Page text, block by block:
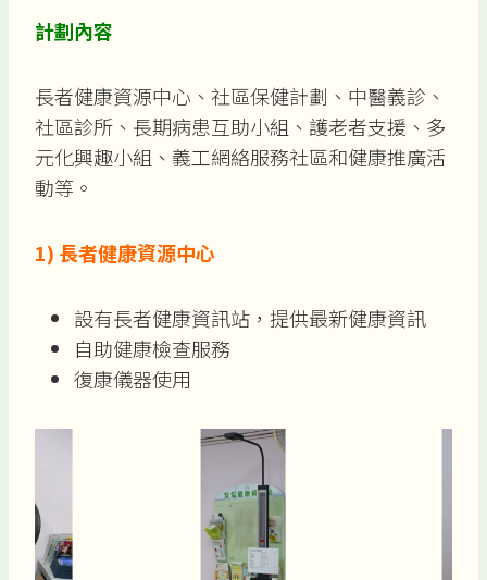
計劃內容
長者健康資源中心、社區保健計劃、中醫義診、
社區診所、長期病患互助小組、護老者支援、多
元化興趣小組、義工網絡服務社區和健康推廣活
動等。
1)長者健康資源中心
設有長者健康資訊站，提供最新健康資訊
自助健康檢查服務
復康儀器使用